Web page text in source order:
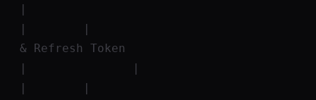
|
|        |
& Refresh Token
|               |
|        |